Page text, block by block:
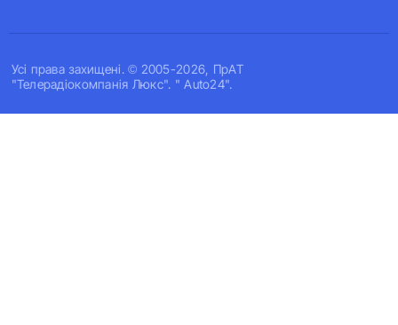
Усi права захищенi. © 2005-2026, ПрАТ
"Телерадіокомпанія Люкс". " Auto24".